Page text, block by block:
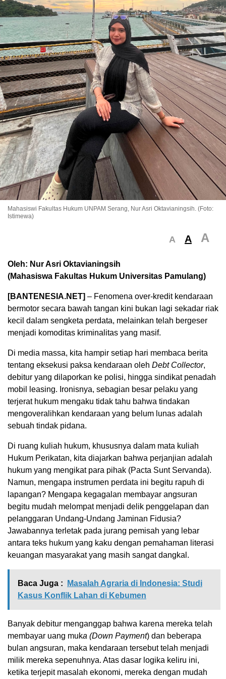
Mahasiswi Fakultas Hukum UNPAM Serang, Nur Asri Oktavianingsih. (Foto:
Istimewa)
A A A
Oleh: Nur Asri Oktavianingsih
(Mahasiswa Fakultas Hukum Universitas Pamulang)
[BANTENESIA.NET] – Fenomena over-kredit kendaraan
bermotor secara bawah tangan kini bukan lagi sekadar riak
kecil dalam sengketa perdata, melainkan telah bergeser
menjadi komoditas kriminalitas yang masif.
Di media massa, kita hampir setiap hari membaca berita
tentang eksekusi paksa kendaraan oleh Debt Collector,
debitur yang dilaporkan ke polisi, hingga sindikat penadah
mobil leasing. Ironisnya, sebagian besar pelaku yang
terjerat hukum mengaku tidak tahu bahwa tindakan
mengoveralihkan kendaraan yang belum lunas adalah
sebuah tindak pidana.
Di ruang kuliah hukum, khususnya dalam mata kuliah
Hukum Perikatan, kita diajarkan bahwa perjanjian adalah
hukum yang mengikat para pihak (Pacta Sunt Servanda).
Namun, mengapa instrumen perdata ini begitu rapuh di
lapangan? Mengapa kegagalan membayar angsuran
begitu mudah melompat menjadi delik penggelapan dan
pelanggaran Undang-Undang Jaminan Fidusia?
Jawabannya terletak pada jurang pemisah yang lebar
antara teks hukum yang kaku dengan pemahaman literasi
keuangan masyarakat yang masih sangat dangkal.
Baca Juga :
Masalah Agraria di Indonesia: Studi
Kasus Konflik Lahan di Kebumen
Banyak debitur menganggap bahwa karena mereka telah
membayar uang muka (Down Payment) dan beberapa
bulan angsuran, maka kendaraan tersebut telah menjadi
milik mereka sepenuhnya. Atas dasar logika keliru ini,
ketika terjepit masalah ekonomi, mereka dengan mudah